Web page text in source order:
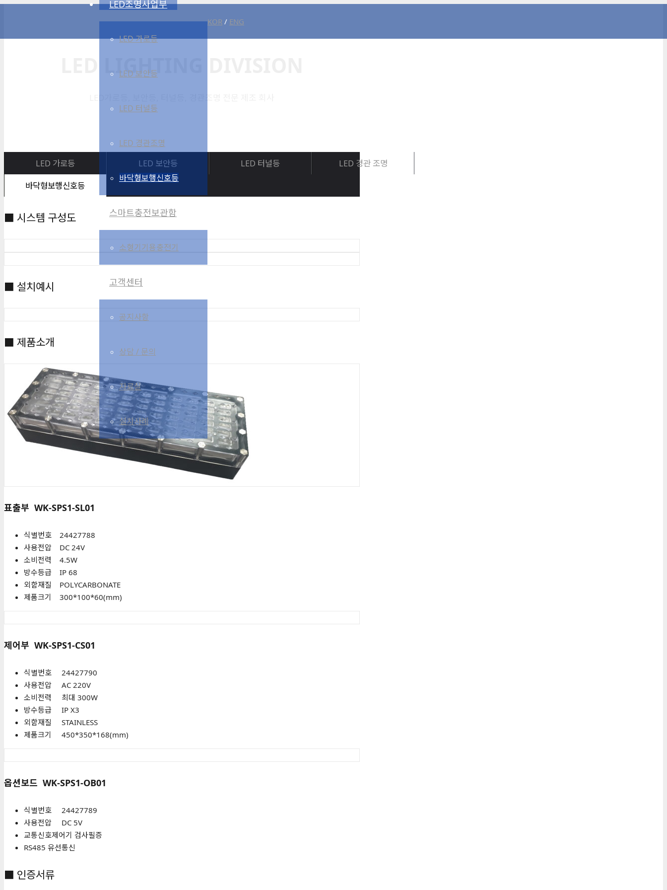
LED조명사업부
LED 가로등
LED 보안등
LED 터널등
LED 경관조명
바닥형보행신호등
스마트충전보관함
소형기기용충전기
고객센터
공지사항
상담 / 문의
자료실
설치사례
KOR / ENG
LED LIGHTING DIVISION
LED 가로등 LED 보안등 LED 터널등
LED 경관 조명
바닥형보행신호등
■ 시스템 구성도
■ 설치예시
■ 제품소개
표출부 WK-SPS1-SL01
식별번호 24427788
사용전압 DC 24V
소비전력 4.5W
방수등급 IP 68
외함재질 POLYCARBONATE
제품크기 300*100*60(mm)
제어부 WK-SPS1-CS01
식별번호 24427790
사용전압 AC 220V
소비전력 최대 300W
방수등급 IP X3
외함재질 STAINLESS
제품크기 450*350*168(mm)
옵션보드 WK-SPS1-OB01
식별번호 24427789
사용전압 DC 5V
교통신호제어기 검사필증
RS485 유선통신
■ 인증서류